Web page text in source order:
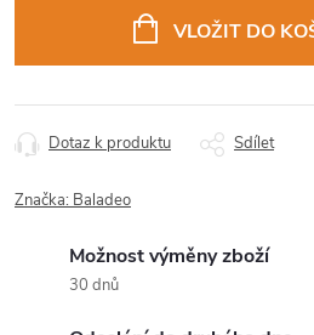
VLOŽIT DO
Dotaz k produktu Sdílet
Značka: Baladeo
Možnost výměny zboží
30 dnů